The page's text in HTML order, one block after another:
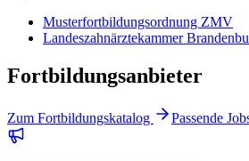
Musterfortbildungsordnung ZMV
Landeszahnärztekammer
Fortbildungsanbieter
Zum Fortbildungskatalog Passende